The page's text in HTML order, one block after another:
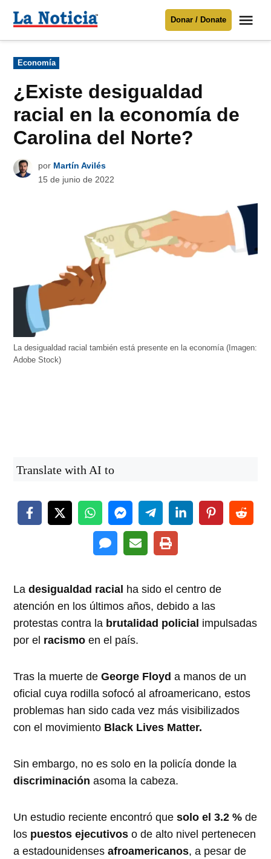
Para mantenerte informado necesitamos
Donar
contenido
Noticia
Donar / Donate
Publicado
en
Economía
¿Existe desigualdad
racial en la economía de
Carolina del Norte?
por Martín Avilés
15 de junio de 2022
La desigualdad racial también está presente en la economía (Imagen:
Adobe Stock)
Translate with AI to
Ladesigualdad racial ha sido el centro de
atención en los últimos años, debido a las
protestas contra la brutalidad policial impulsadas
por el racismoen el país.
Tras la muerte deGeorge Floyd a manos de un
oficial cuya rodilla sofocó al afroamericano, estos
problemas han sido cada vez más visibilizados
con el movimiento Black Lives Matter.
Sin embargo, no es solo en la policía donde la
discriminaciónasoma la cabeza.
Un estudio reciente encontró quesolo el 3.2 % de
los puestos ejecutivos o de alto nivel pertenecen
a estadounidensesafroamericanos, a pesar de